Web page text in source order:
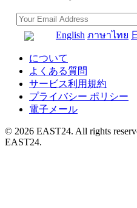
English ภาษาไทย
について
よくある質問
サービス利用規約
プライバシー ポリシー
電子メール
© 2026 EAST24. All rights
EAST24.